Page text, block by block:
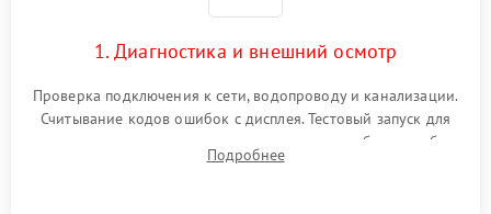
1. Диагностика и внешний осмотр
Проверка подключения к сети, водопроводу и канализации.
Считывание кодов ошибок с дисплея. Тестовый запуск для
выявления посторонних шумов, протечек или сбоев в работе
электронного модуля управления.
Подробнее